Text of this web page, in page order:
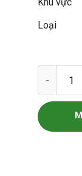
Loại
Tinh bột